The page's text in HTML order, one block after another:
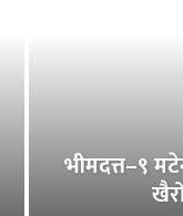
भीमदत्त–९